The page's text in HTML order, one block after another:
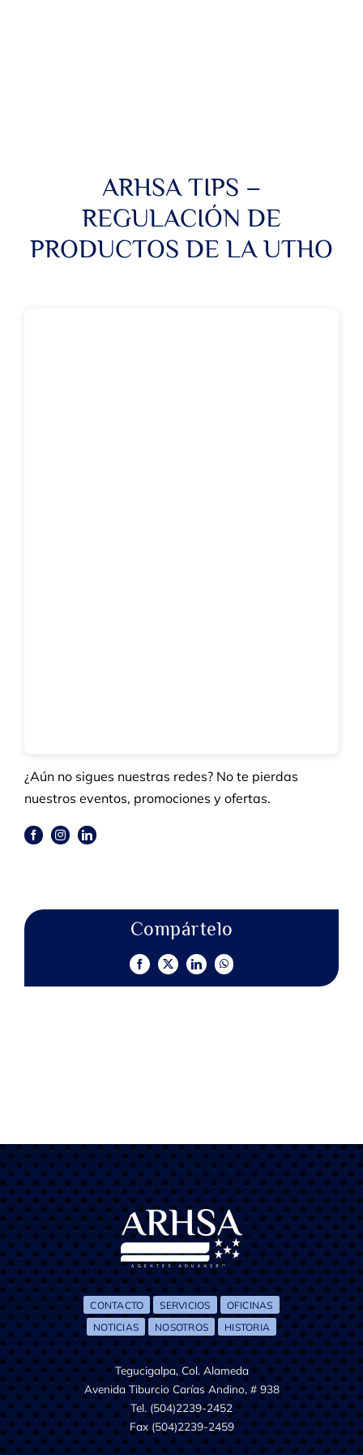
ARHSA TIPS –
REGULACIÓN DE
PRODUCTOS DE LA UTHO
¿Aún no sigues nuestras redes? No te pierdas
nuestros eventos, promociones y ofertas.
Compártelo
Facebook
X LinkedInWhatsApp
CONTACTO SERVICIOS
OFICINAS
NOTICIAS
NOSOTROS HISTORIA
Tegucigalpa, Col. Alameda
Avenida Tiburcio Carías Andino, # 938
Tel. (504)2239-2452
Fax (504)2239-2459